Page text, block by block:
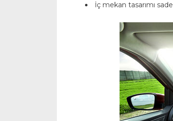
İç mekan tasarımı